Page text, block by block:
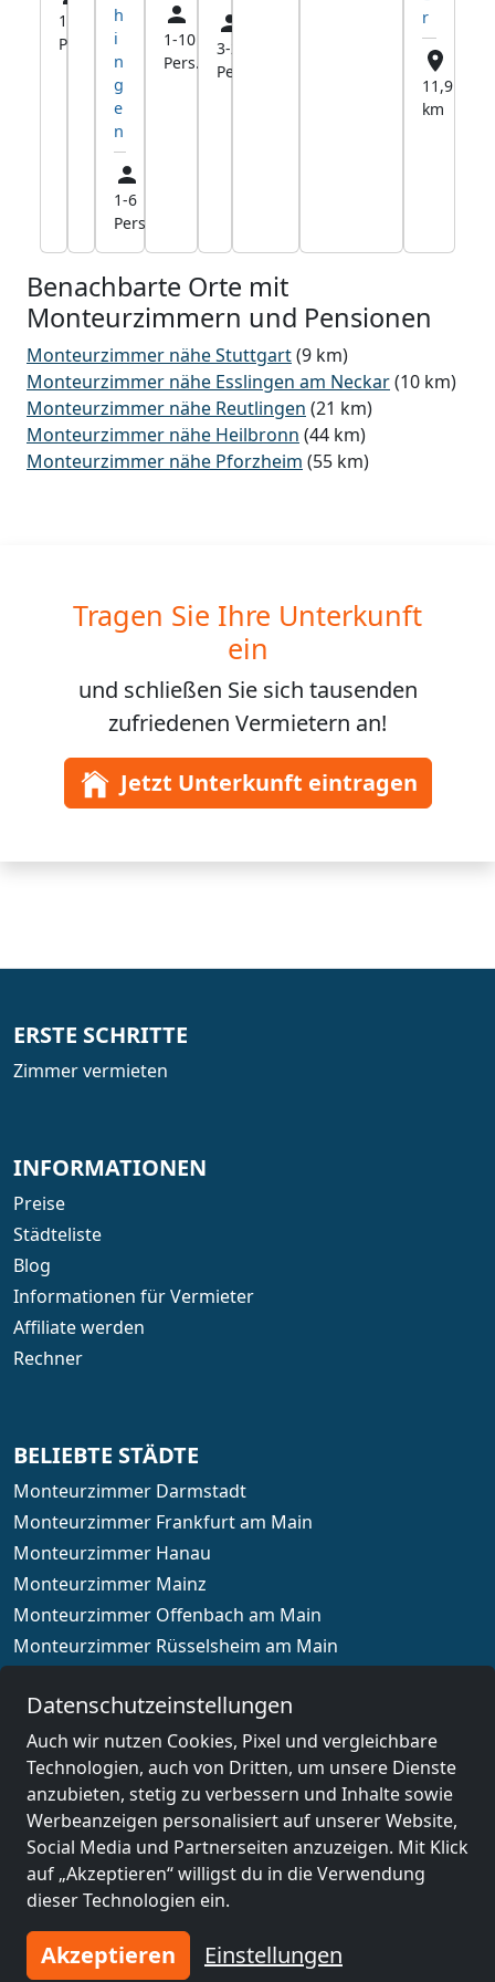
1-90
Pers.
3,0
km
h
i
n
g
e
n
1-6
Pers.
1-10
Pers.
20,0
km
3-25
Pers.
r
11,9
km
Benachbarte Orte mit
Monteurzimmern und Pensionen
Monteurzimmer nähe Stuttgart(9 km)
Monteurzimmer nähe Esslingen am Neckar(10 km)
Monteurzimmer nähe Reutlingen (21 km)
Monteurzimmer nähe Heilbronn (44 km)
Monteurzimmer nähe Pforzheim (55 km)
Tragen Sie Ihre Unterkunft
ein
und schließen Sie sich tausenden
zufriedenen Vermietern an!
Jetzt Unterkunft eintragen
ERSTE SCHRITTE
Zimmer vermieten
INFORMATIONEN
Preise
Städteliste
Blog
Informationen für Vermieter
Affiliate werden
Rechner
BELIEBTE STÄDTE
Monteurzimmer Darmstadt
Monteurzimmer Frankfurt am Main
Monteurzimmer Hanau
Monteurzimmer Mainz
Monteurzimmer Offenbach am Main
Monteurzimmer Rüsselsheim am Main
Länderauswahl
© 2026 www.monteurzimmerguru.de
Impressum
Datenschutz
Datenschutzeinstellungen
Auch wir nutzen Cookies, Pixel und vergleichbare
Technologien, auch von Dritten, um unsere Dienste
anzubieten, stetig zu verbessern und Inhalte sowie
Werbeanzeigen personalisiert auf unserer Website,
Social Media und Partnerseiten anzuzeigen. Mit Klick
auf „Akzeptieren“ willigst du in die Verwendung
dieser Technologien ein.
Akzeptieren Einstellungen